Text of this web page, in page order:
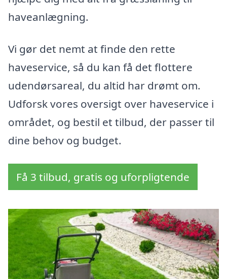
haveanlægning.
Vi gør det nemt at finde den rette
haveservice, så du kan få det flottere
udendørsareal, du altid har drømt om.
Udforsk vores oversigt over haveservice i
området, og bestil et tilbud, der passer til
dine behov og budget.
Få 3 tilbud, gratis og uforpligtende